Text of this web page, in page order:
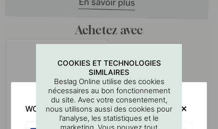
Achetez avec
COOKIES ET TECHNOLOGIES
SIMILAIRES
Beslag Online utilise des cookies
nécessaires au bon fonctionnement
du site. Avec votre consentement,
nous utilisons aussi des cookies pour
l’analyse, les statistiques et le
marketing. Vous pouvez tout
WOULD YOU RATHER VISIT?